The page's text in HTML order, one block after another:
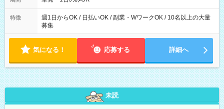
特徴
週1日からOK / 日払いOK / 副業・WワークOK / 10名以上の大量
募集
気になる！ 応募する 詳細へ
未読